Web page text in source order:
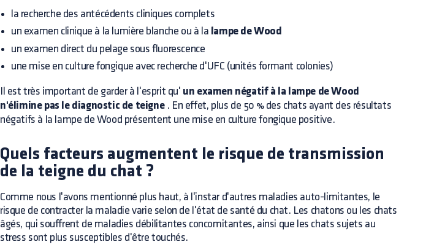
la recherche des antécédents cliniques complets
un examen clinique à la lumière blanche ou à la lampe de Wood
un examen direct du pelage sous fluorescence
une mise en culture fongique avec recherche d'UFC (unités formant colonies)
Il est très important de garder à l'esprit qu' un examen négatif à la lampe de Wood
n'élimine pas le diagnostic de teigne. En effet, plus de 50 % des chats ayant des résultats
négatifs à la lampe de Wood présentent une mise en culture fongique positive.
Quels facteurs augmentent le risque de transmission
de la teigne du chat ?
Comme nous l'avons mentionné plus haut, à l'instar d'autres maladies auto-limitantes, le
risque de contracter la maladie varie selon de l'état de santé du chat. Les chatons ou les chats
âgés, qui souffrent de maladies débilitantes concomitantes, ainsi que les chats sujets au
stress sont plus susceptibles d'être touchés.